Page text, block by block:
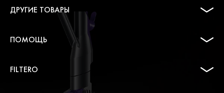
ДРУГИЕ ТОВАРЫ
ПОМОЩЬ
FILTERO